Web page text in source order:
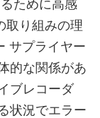
ために高感
取り組みの理
サプライヤー
的な関係があ
ブレコーダ
状況でエラー